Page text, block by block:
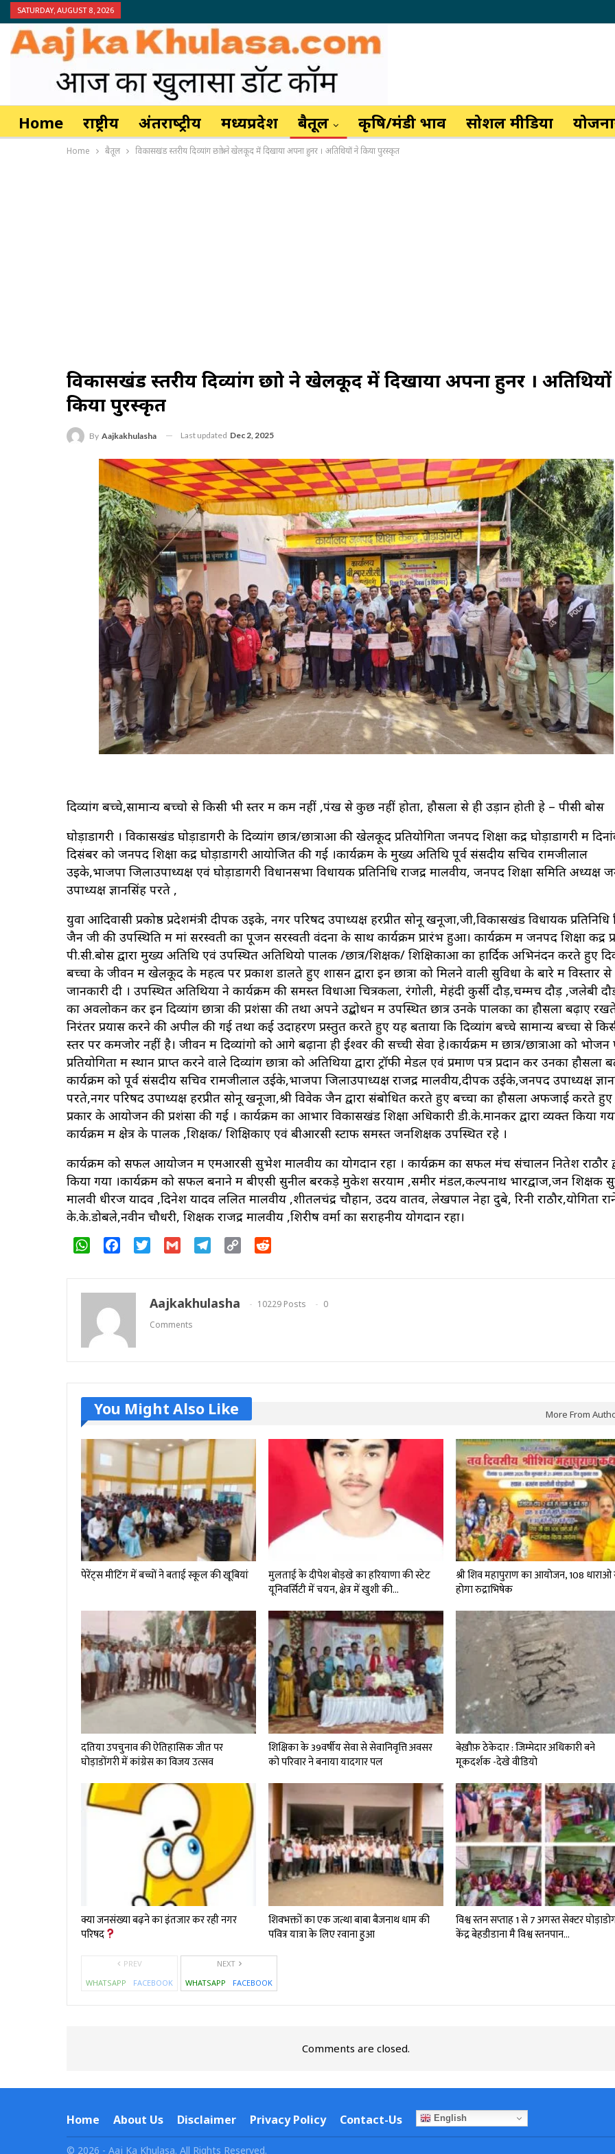
SATURDAY, AUGUST 8, 2026
Home राष्ट्रीय अंतर्राष्‍ट्रीय मध्यप्रदेश बैतूल कृषि/मंडी भाव सोशल मीडिया
Home बैतूल विकासखंड स्तरीय दिव्यांग छात्रो ने खेलकूद में दिखाया अपना हुनर । अतिथियों ने किया पुरस्कृत
विकासखंड स्तरीय दिव्यांग छात्रो ने खेलकूद में दिखाया अपना हुनर ।
किया पुरस्कृत
By Aajkakhulasha Last updated Dec 2, 2025
दिव्यांग बच्चे,सामान्य बच्चो से किसी भी स्तर में कम नहीं ,पंख से कुछ नहीं होता, हौसलों से ही उड़ान होती हे – पीसी बोस
घोड़ाडोंगरी । विकासखंड घोड़ाडोंगरी के दिव्यांग छात्र/छात्राओं की खेलकूद प्रतियोगिता जनपद शिक्षा केंद्र घोड़ाडोंगरी में
दिसंबर को जनपद शिक्षा केंद्र घोड़ाडोंगरी आयोजित की गई ।कार्यक्रम के मुख्य अतिथि पूर्व संसदीय सचिव रामजीलाल
उइके,भाजपा जिलाउपाध्यक्ष एवं घोड़ाडोंगरी विधानसभा विधायक प्रतिनिधि राजेंद्र मालवीय, जनपद शिक्षा समिति अध्यक्ष
उपाध्यक्ष ज्ञानसिंह परते ,
युवा आदिवासी प्रकोष्ठ प्रदेशमंत्री दीपक उइके, नगर परिषद उपाध्यक्ष हरप्रीत सोनू खनूजा,जी,विकासखंड विधायक
जैन जी की उपस्थिति में मां सरस्वती का पूजन सरस्वती वंदना के साथ कार्यक्रम प्रारंभ हुआ। कार्यक्रम में जनपद शिक्षा केंद्र
पी.सी.बोस द्वारा मुख्य अतिथि एवं उपस्थित अतिथियो पालक /छात्र/शिक्षक/ शिक्षिकाओं का हार्दिक अभिनंदन करते हुए
बच्चों के जीवन में खेलकूद के महत्व पर प्रकाश डालते हुए शासन द्वारा इन छात्रों को मिलने वाली सुविधा के बारे में विस्तार से
जानकारी दी । उपस्थित अतिथियों ने कार्यक्रम की समस्त विधाओं चित्रकला, रंगोली, मेहंदी कुर्सी दौड़,चम्मच दौड़ ,जलेबी
का अवलोकन कर इन दिव्यांग छात्रों की प्रशंसा की तथा अपने उद्बोधन में उपस्थित छात्र उनके पालकों का हौसला बढ़ाए
निरंतर प्रयास करने की अपील की गई तथा कई उदाहरण प्रस्तुत करते हुए यह बताया कि दिव्यांग बच्चे सामान्य बच्चों से
स्तर पर कमजोर नहीं है। जीवन में दिव्यांगो को आगे बढ़ाना ही ईश्वर की सच्ची सेवा हे।कार्यक्रम में छात्र/छात्राओं को भोजन
प्रतियोगिता में स्थान प्राप्त करने वाले दिव्यांग छात्रों को अतिथियों द्वारा ट्रॉफी मेडल एवं प्रमाण पत्र प्रदान कर उनका हौसला
कार्यक्रम को पूर्व संसदीय सचिव रामजीलाल उईके,भाजपा जिलाउपाध्यक्ष राजेंद्र मालवीय,दीपक उईके,जनपद उपाध्यक्ष
परते,नगर परिषद उपाध्यक्ष हरप्रीत सोनू खनूजा,श्री विवेक जैन द्वारा संबोधित करते हुए बच्चों का हौसला अफजाई करते
प्रकार के आयोजन की प्रशंसा की गई । कार्यक्रम का आभार विकासखंड शिक्षा अधिकारी डी.के.मानकर द्वारा व्यक्त किया
कार्यक्रम में क्षेत्र के पालक ,शिक्षक/ शिक्षिकाए एवं बीआरसी स्टाफ समस्त जनशिक्षक उपस्थित रहे ।
कार्यक्रम को सफल आयोजन में एमआरसी सुभेश मालवीय का योगदान रहा । कार्यक्रम का सफल मंच संचालन नितेश राठौर
किया गया ।कार्यक्रम को सफल बनाने में बीएसी सुनील बरकड़े मुकेश सरयाम ,समीर मंडल,कल्पनाथ भारद्वाज,जन शिक्षक
मालवी धीरज यादव ,दिनेश यादव ललित मालवीय ,शीतलचंद्र चौहान, उदय वातव, लेखपाल नेहा दुबे, रिनी राठौर,योगिता
के.के.डोबले,नवीन चौधरी, शिक्षक राजेंद्र मालवीय ,शिरीष वर्मा का सराहनीय योगदान रहा।
WhatsAppFacebookTwitter Gmail Telegram
Copy
Aajkakhulasha 10229 Posts
0
Comments
You Might Also Like More From
पेरेंट्स मीटिंग में बच्चों ने बताई स्कूल की खूबियां
मुलताई के दीपेश बोड़खे का हरियाणा की स्टेट
यूनिवर्सिटी में चयन, क्षेत्र में खुशी की…
श्री शिव महापुराण का आयोजन, 108
होगा रुद्राभिषेक
दतिया उपचुनाव की ऐतिहासिक जीत पर
घोड़ाडोंगरी में कांग्रेस का विजय उत्सव
शिक्षिका के 39वर्षीय सेवा से सेवानिवृत्ति अवसर
को परिवार ने बनाया यादगार पल
बेख़ौफ़ ठेकेदार : जिम्मेदार अधिकारी बने
मूकदर्शक -देखे वीडियो
क्या जनसंख्या बढ़ने का इंतजार कर रही नगर
परिषद
शिवभक्तों का एक जत्था बाबा बैजनाथ धाम की
पवित्र यात्रा के लिए रवाना हुआ
विश्व स्तन सप्ताह 1 से 7 अगस्त सेक्टर
केंद्र बेहडीडाना मै विश्व स्तनपान…
PREV
WHATSAPP
FACEBOOK
NEXT
WHATSAPP
FACEBOOK
Comments are closed.
Home About Us Disclaimer Privacy Policy Contact-Us English
© 2026 - Aaj Ka Khulasa. All Rights Reserved.